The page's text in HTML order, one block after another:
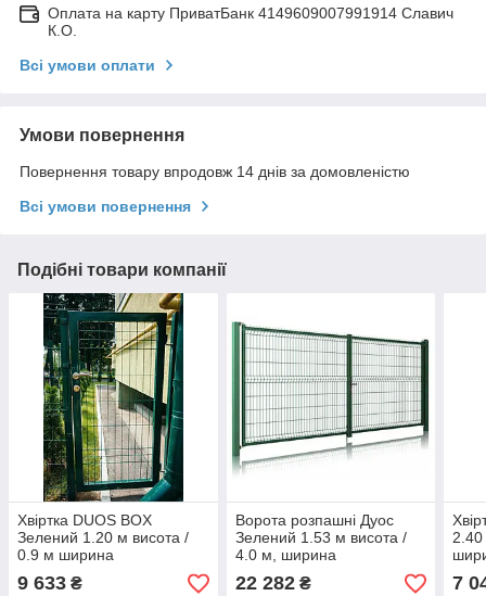
Оплата на карту ПриватБанк 4149609007991914 Славич
К.О.
Всі умови оплати
Умови повернення
Повернення товару впродовж 14 днів за домовленістю
Всі умови повернення
Подібні товари компанії
Хвіртка DUOS BOX
Зелений 1.20 м висота /
0.9 м ширина
9 633 ₴
Ворота розпашні Дуос
Зелений 1.53 м висота /
4.0 м, ширина
22 282₴ 7